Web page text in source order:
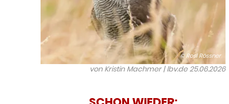
© Rosl Rössner
von Kristin Machmer | lbv.de25.06.2026